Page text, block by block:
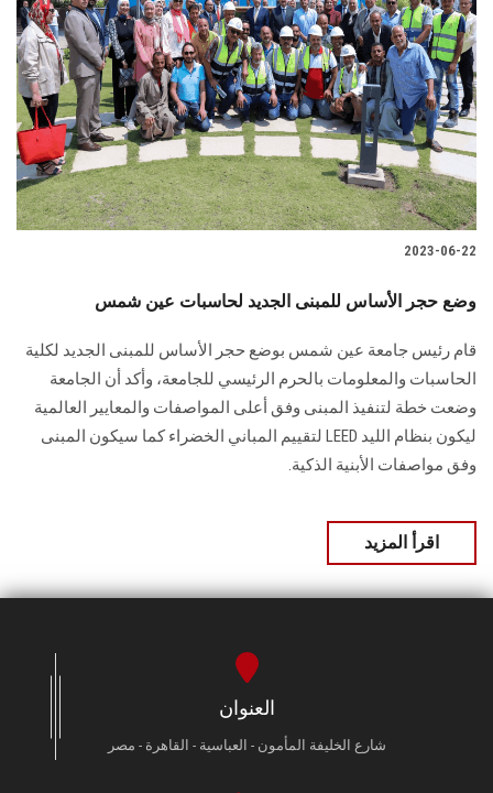
تواصل معنا
الطلاب
هيئة التدريس
الدراسات العليا
الزائـرون
سجل الان
2023-06-22
وضع حجر الأساس للمبنى الجديد لحاسبات عين شمس
قام رئيس جامعة عين شمس بوضع حجر الأساس للمبنى الجديد لكلية
الحاسبات والمعلومات بالحرم الرئيسي للجامعة، وأكد أن الجامعة
وضعت خطة لتنفيذ المبنى وفق أعلى المواصفات والمعايير العالمية
ليكون بنظام الليد LEED لتقييم المباني الخضراء كما سيكون المبنى
وفق مواصفات الأبنية الذكية.
اقرأ المزيد
العنوان
شارع الخليفة المأمون - العباسية - القاهرة - مصر